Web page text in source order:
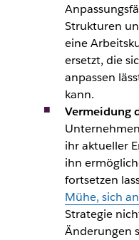
Strukturen
eine
ersetzt, die
anpassen
kann.
Vermeidung
ihr aktueller
ihn
fortsetzen
Mühe, sich
Strategie
Änderungen